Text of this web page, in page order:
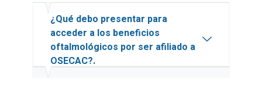
¿Qué debo presentar para
acceder a los beneficios
oftalmológicos por ser afiliado a
OSECAC?.